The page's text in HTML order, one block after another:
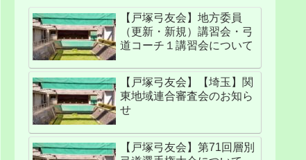
【戸塚弓友会】地方委員
（更新・新規）講習会・弓
道コーチ１講習会について
【戸塚弓友会】【埼玉】関
東地域連合審査会のお知ら
せ
【戸塚弓友会】第71回層別